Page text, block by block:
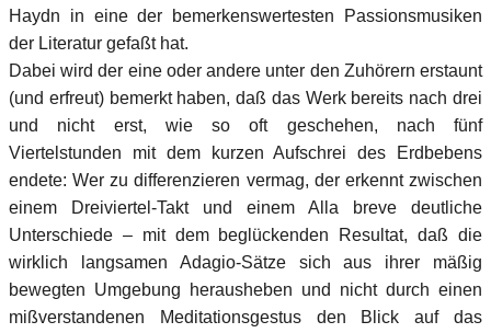
Haydn in eine der bemerkenswertesten Passionsmusiken
der Literatur gefaßt hat.
Dabei wird der eine oder andere unter den Zuhörern erstaunt
(und erfreut) bemerkt haben, daß das Werk bereits nach drei
und nicht erst, wie so oft geschehen, nach fünf
Viertelstunden mit dem kurzen Aufschrei des Erdbebens
endete: Wer zu differenzieren vermag, der erkennt zwischen
einem Dreiviertel-Takt und einem Alla breve deutliche
Unterschiede – mit dem beglückenden Resultat, daß die
wirklich langsamen Adagio-Sätze sich aus ihrer mäßig
bewegten Umgebung herausheben und nicht durch einen
mißverstandenen Meditationsgestus den Blick auf das